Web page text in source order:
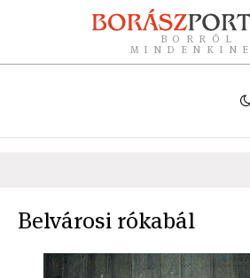
BORRÓL
Belvárosi rókabál